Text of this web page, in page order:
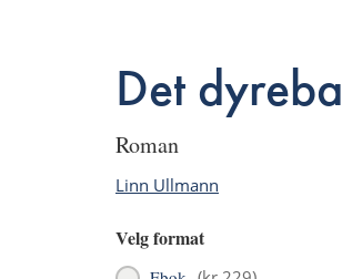
Det
roman
Linn Ullmann
Velg format